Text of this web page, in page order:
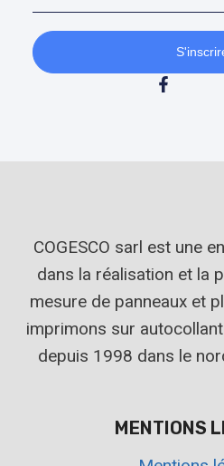
COGESCO sarl est une
dans la réalisation et la
mesure de panneaux et
imprimons sur
depuis 1998 dans le
MENTIONS